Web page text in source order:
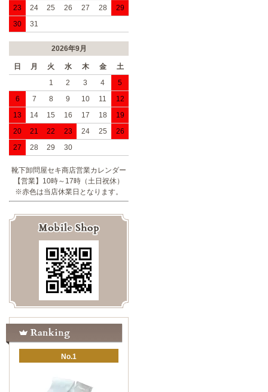
23
24 25 26 27 28
29
30
31
2026年9月
日 月 火 水 木 金
土
1
2 3 4
5
6
7 8 9 10 11
12
13
14 15 16 17 18
19
20
21 22 23 24 25
26
27
28 29 30
靴下卸問屋セキ商店営業カレンダー
【営業】10時～17時（土日祝休）
※赤色は当店休業日となります。
No.1